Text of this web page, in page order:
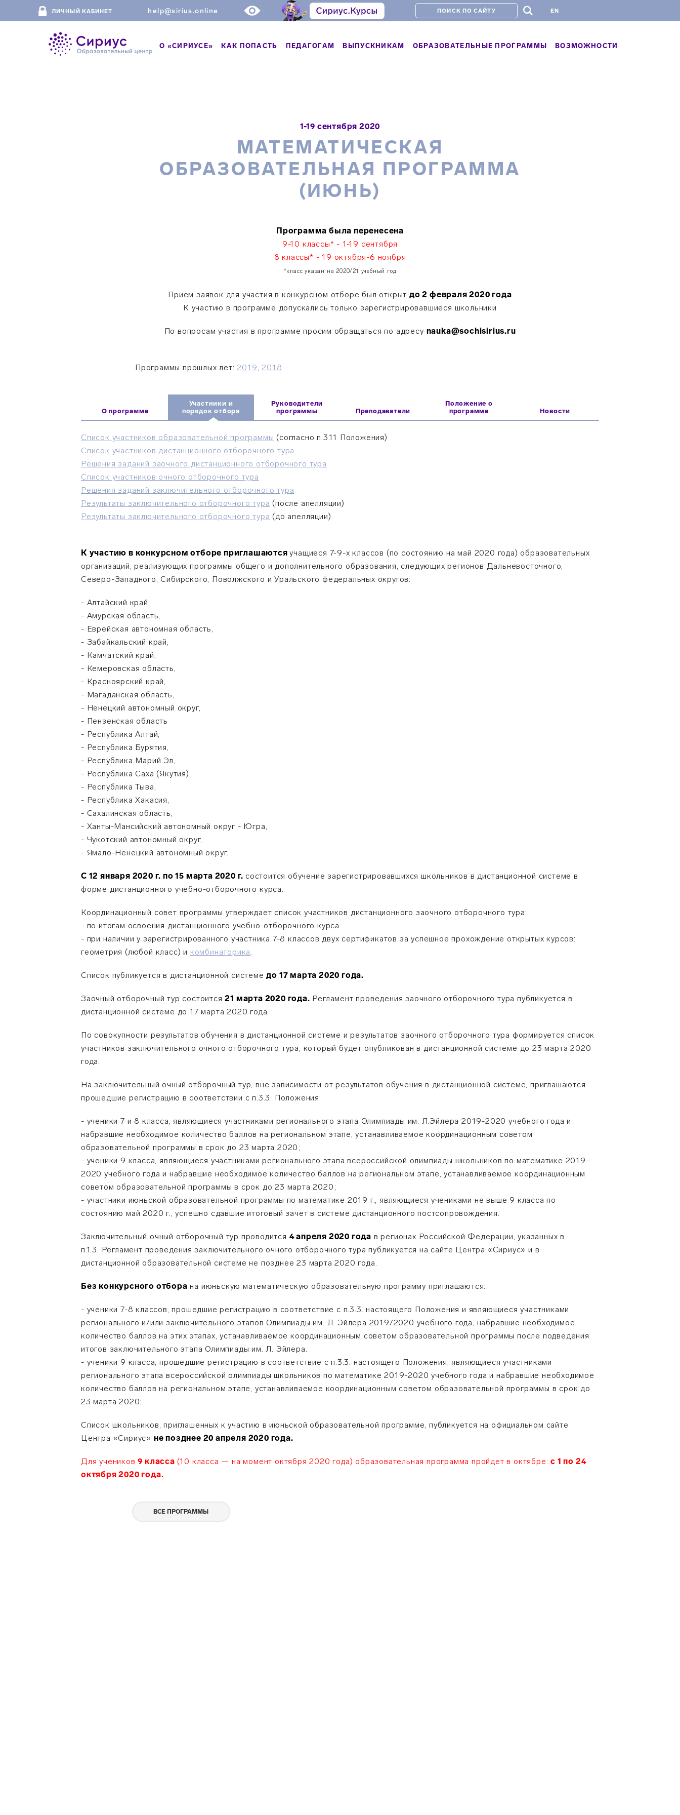
ЛИЧНЫЙ КАБИНЕТ help@sirius.online # EN
О «СИРИУСЕ» КАК ПОПАСТЬ ПЕДАГОГАМ ВЫПУСКНИКАМ ОБРАЗОВАТЕЛЬНЫЕ ПРОГРАММЫ ВОЗМОЖНОСТИ
1-19 сентября 2020
МАТЕМАТИЧЕСКАЯ
ОБРАЗОВАТЕЛЬНАЯ ПРОГРАММА
(ИЮНЬ)
Программа была перенесена
9-10 классы* - 1-19 сентября
8 классы* - 19 октября-6 ноября
*класс указан на 2020/21 учебный год
Прием заявок для участия в конкурсном отборе был открытдо 2 февраля 2020 года
К участию в программе допускались только зарегистрировавшиеся школьники
По вопросам участия в программе просим обращаться по адресу nauka@sochisirius.ru
Программы прошлых лет:2019,2018
О программе
Участники и
порядок отбора
Руководители
программы
Преподаватели
Положение о
программе
Новости
Список участников образовательной программы (согласно п.3.11 Положения)
Список участников дистанционного отборочного тура
Решения заданий заочного дистанционного отборочного тура
Список участников очного отборочного тура
Решения заданий заключительного отборочного тура
Результаты заключительного отборочного тура (после апелляции)
Результаты заключительного отборочного тура (до апелляции)
К участию в конкурсном отборе приглашаютсяучащиеся 7-9-х классов (по состоянию на май 2020 года) образовательных
организаций, реализующих программы общего и дополнительного образования, следующих регионов Дальневосточного,
Северо-Западного, Сибирского, Поволжского и Уральского федеральных округов:
- Алтайский край,
- Амурская область,
- Еврейская автономная область,
- Забайкальский край,
- Камчатский край,
- Кемеровская область,
- Красноярский край,
- Магаданская область,
- Ненецкий автономный округ,
- Пензенская область
- Республика Алтай,
- Республика Бурятия,
- Республика Марий Эл,
- Республика Саха (Якутия),
- Республика Тыва,
- Республика Хакасия,
- Сахалинская область,
- Ханты-Мансийский автономный округ - Югра,
- Чукотский автономный округ,
- Ямало-Ненецкий автономный округ.
С 12 января 2020 г. по 15 марта 2020 г. состоится обучение зарегистрировавшихся школьников в дистанционной системе в
форме дистанционного учебно-отборочного курса.
Координационный совет программы утверждает список участников дистанционного заочного отборочного тура:
- по итогам освоения дистанционного учебно-отборочного курса
- при наличии у зарегистрированного участника 7-8 классов двух сертификатов за успешное прохождение открытых курсов:
геометрия (любой класс) и комбинаторика.
Список публикуется в дистанционной системедо 17 марта 2020 года.
Заочный отборочный тур состоится21 марта 2020 года. Регламент проведения заочного отборочного тура публикуется в
дистанционной системе до 17 марта 2020 года.
По совокупности результатов обучения в дистанционной системе и результатов заочного отборочного тура формируется список
участников заключительного очного отборочного тура, который будет опубликован в дистанционной системе до 23 марта 2020
года.
На заключительный очный отборочный тур, вне зависимости от результатов обучения в дистанционной системе, приглашаются
прошедшие регистрацию в соответствии с п.3.3. Положения:
- ученики 7 и 8 класса, являющиеся участниками регионального этапа Олимпиады им. Л.Эйлера 2019-2020 учебного года и
набравшие необходимое количество баллов на региональном этапе, устанавливаемое координационным советом
образовательной программы в срок до 23 марта 2020;
- ученики 9 класса, являющиеся участниками регионального этапа всероссийской олимпиады школьников по математике 2019-
2020 учебного года и набравшие необходимое количество баллов на региональном этапе, устанавливаемое координационным
советом образовательной программы в срок до 23 марта 2020;
- участники июньской образовательной программы по математике 2019 г., являющиеся учениками не выше 9 класса по
состоянию май 2020 г., успешно сдавшие итоговый зачет в системе дистанционного постсопровождения.
Заключительный очный отборочный тур проводится 4 апреля 2020 года в регионах Российской Федерации, указанных в
п.1.3. Регламент проведения заключительного очного отборочного тура публикуется на сайте Центра «Сириус» и в
дистанционной образовательной системе не позднее 23 марта 2020 года.
Без конкурсного отбора на июньскую математическую образовательную программу приглашаются:
- ученики 7-8 классов, прошедшие регистрацию в соответствие с п.3.3. настоящего Положения и являющиеся участниками
регионального и/или заключительного этапов Олимпиады им. Л. Эйлера 2019/2020 учебного года, набравшие необходимое
количество баллов на этих этапах, устанавливаемое координационным советом образовательной программы после подведения
итогов заключительного этапа Олимпиады им. Л. Эйлера.
- ученики 9 класса, прошедшие регистрацию в соответствие с п.3.3. настоящего Положения, являющиеся участниками
регионального этапа всероссийской олимпиады школьников по математике 2019-2020 учебного года и набравшие необходимое
количество баллов на региональном этапе, устанавливаемое координационным советом образовательной программы в срок до
23 марта 2020;
Список школьников, приглашенных к участию в июньской образовательной программе, публикуется на официальном сайте
Центра «Сириус» не позднее 20 апреля 2020 года.
Для учеников9 класса (10 класса — на момент октября 2020 года) образовательная программа пройдет в октябре:с 1 по 24
октября 2020 года.
ВСЕ ПРОГРАММЫ